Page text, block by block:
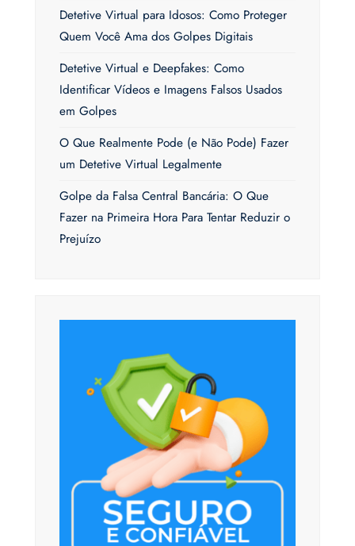
Detetive Virtual para Idosos: Como Proteger
Quem Você Ama dos Golpes Digitais
Detetive Virtual e Deepfakes: Como
Identificar Vídeos e Imagens Falsos Usados
em Golpes
O Que Realmente Pode (e Não Pode) Fazer
um Detetive Virtual Legalmente
Golpe da Falsa Central Bancária: O Que
Fazer na Primeira Hora Para Tentar Reduzir o
Prejuízo